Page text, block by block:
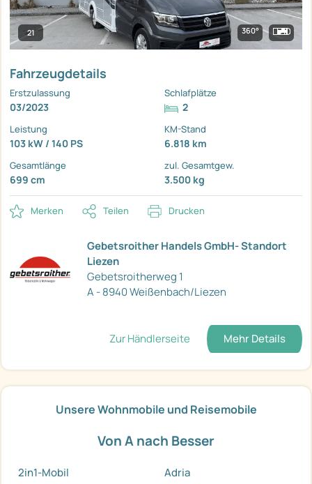
21 360°
Fahrzeugdetails
Erstzulassung
03/2023
Schlafplätze
2
Leistung
103 kW / 140 PS
KM-Stand
6.818 km
Gesamtlänge
699 cm
zul. Gesamtgew.
3.500 kg
Merken Teilen Drucken
Gebetsroither Handels GmbH- Standort
Liezen
Gebetsroitherweg 1
A - 8940 Weißenbach/Liezen
Zur Händlerseite Mehr Details
Unsere Wohnmobile und Reisemobile
Von A nach Besser
2in1-Mobil
Adria